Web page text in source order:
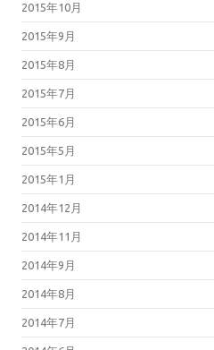
2015年10月
2015年9月
2015年8月
2015年7月
2015年6月
2015年5月
2015年1月
2014年12月
2014年11月
2014年9月
2014年8月
2014年7月